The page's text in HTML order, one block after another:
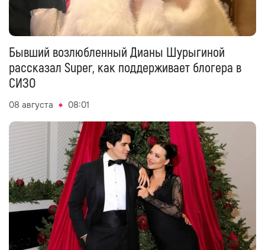
Бывший возлюбленный Дианы Шурыгиной
рассказал Super, как поддерживает блогера в
СИЗО
08 августа 08:01